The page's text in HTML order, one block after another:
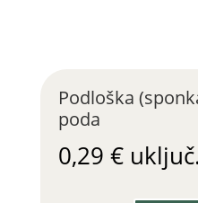
Podloška
poda
0,29 €